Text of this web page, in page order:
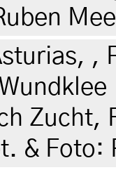
,
Zucht,
& Foto: